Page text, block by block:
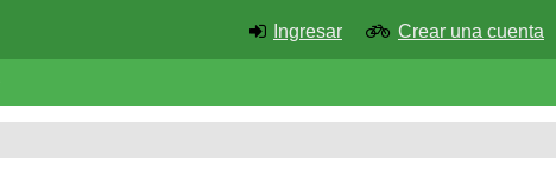
Ingresar Crear una cuenta